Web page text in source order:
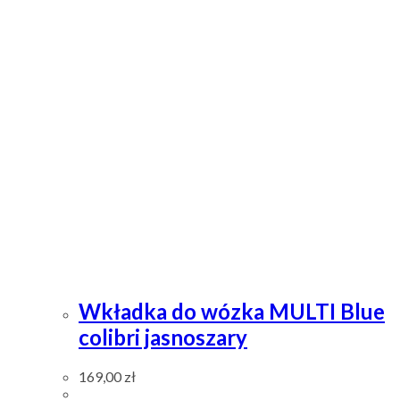
Wkładka do wózka MULTI Blue
colibri jasnoszary
169,00 zł